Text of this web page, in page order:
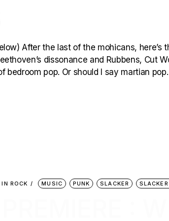
After the last of the mohicans, here’s
dissonance and Rubbens, Cut
bedroom pop. Or should I say martian
ROCK MUSIC PUNK SLACKER